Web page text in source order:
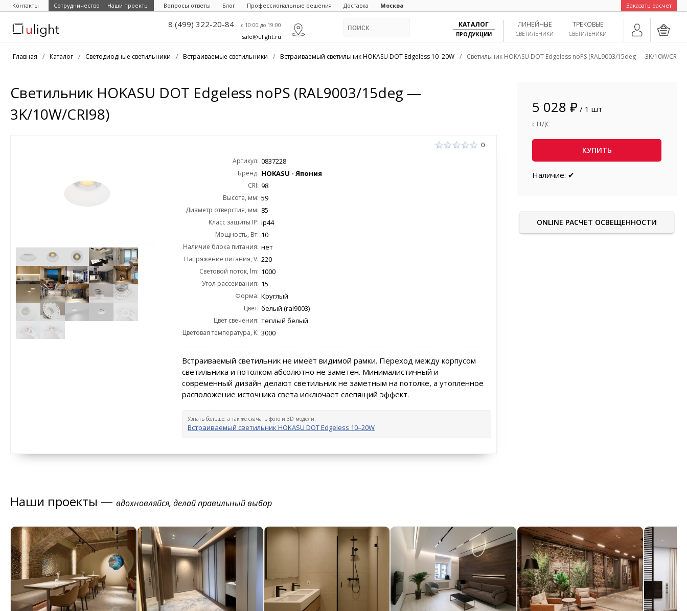
Контакты Сотрудничество Наши проекты Вопросы ответы Блог Профессиональные решения Доставка Москва Заказать расчет
8 (499) 322-20-84 c 10:00 до 19:00
sale@ulight.ru
ТРЕКОВЫЕ
СВЕТИЛЬНИКИ
ЛИНЕЙНЫЕ
СВЕТИЛЬНИКИ
КАТАЛОГ
ПРОДУКЦИИ
Главная / Каталог / Светодиодные светильники / Встраиваемые светильники / Встраиваемый светильник HOKASU DOT Edgeless 10–20W / Светильник HOKASU DOT Edgeless noPS (RAL9003/15deg — 3K/10W/CRI98)
Светильник HOKASU DOT Edgeless noPS (RAL9003/15deg —
3K/10W/CRI98)
0
Артикул: 0837228
Бренд: HOKASU - Япония
CRI: 98
Высота, мм: 59
Диаметр отверстия, мм: 85
Класс защиты IP: ip44
Мощность, Вт: 10
Наличие блока питания: нет
Напряжение питания, V: 220
Световой поток, lm: 1000
Угол рассеивания: 15
Форма: Круглый
Цвет: белый (ral9003)
Цвет свечения: теплый белый
Цветовая температура, K: 3000
Встраиваемый светильник не имеет видимой рамки. Переход между корпусом
светильника и потолком абсолютно не заметен. Минималистичный и
современный дизайн делают светильник не заметным на потолке, а утопленное
расположение источника света исключает слепящий эффект.
Узнать больше, а так же скачать фото и 3D модели:
Встраиваемый светильник HOKASU DOT Edgeless 10–20W
5 028 ₽ / 1 шт
с НДС
КУПИТЬ
Наличие: ✔
ONLINE РАСЧЕТ ОСВЕЩЕННОСТИ
Наши проекты — вдохновляйся, делай правильный выбор